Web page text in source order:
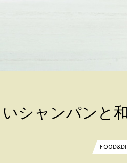
シャンパンと